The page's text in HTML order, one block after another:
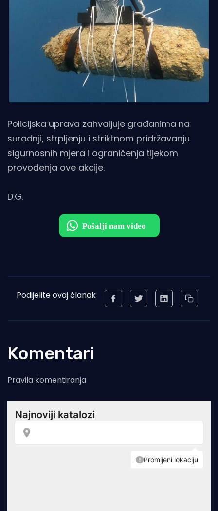
Policijska uprava zahvaljuje građanima na
suradnji, strpljenju i striktnom pridržavanju
sigurnosnih mjera i ograničenja tijekom
provođenja ove akcije.
D.G.
Podijelite ovaj članak
Komentari
Pravila komentiranja